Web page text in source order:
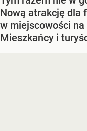
Nową atrakcję dla
w miejscowości
Mieszkańcy i